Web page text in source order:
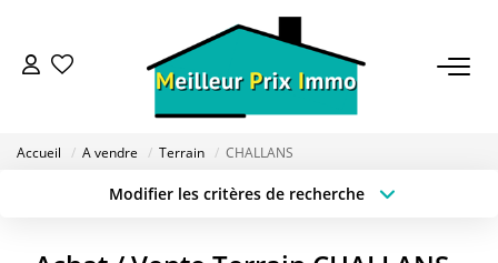
ACHETER
Accueil A vendre Terrain CHALLANS
Modifier les critères de recherche